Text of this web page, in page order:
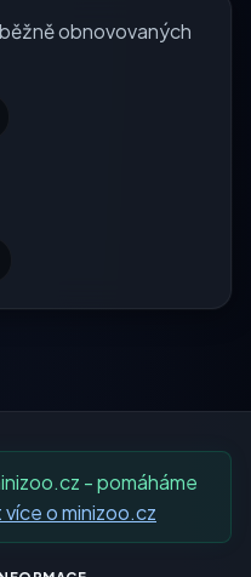
obnovovaných
- pomáháme
více o minizoo.cz